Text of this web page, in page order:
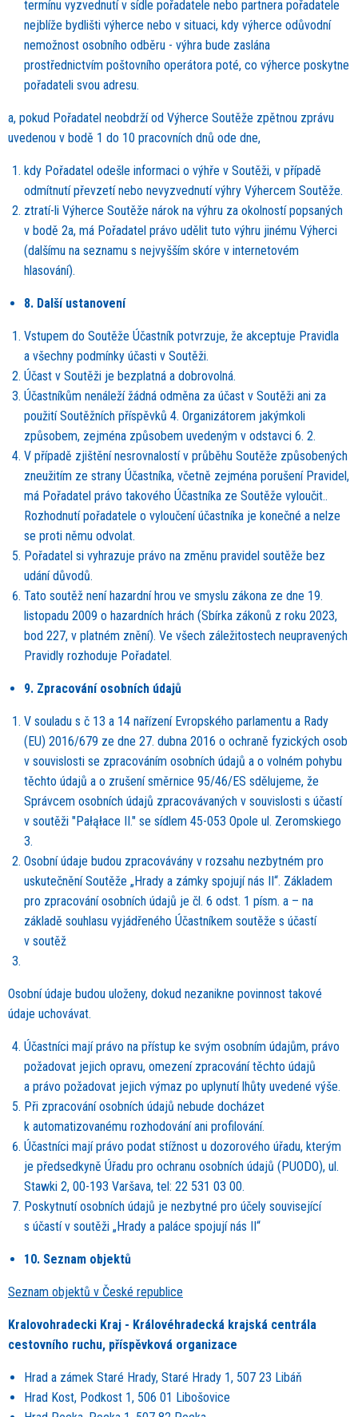
termínu vyzvednutí v sídle pořadatele nebo partnera pořadatele
nejblíže bydlišti výherce nebo v situaci, kdy výherce odůvodní
nemožnost osobního odběru - výhra bude zaslána
prostřednictvím poštovního operátora poté, co výherce poskytne
pořadateli svou adresu.
a, pokud Pořadatel neobdrží od Výherce Soutěže zpětnou zprávu
uvedenou v bodě 1 do 10 pracovních dnů ode dne,
kdy Pořadatel odešle informaci o výhře v Soutěži, v případě
odmítnutí převzetí nebo nevyzvednutí výhry Výhercem Soutěže.
ztratí-li Výherce Soutěže nárok na výhru za okolností popsaných
v bodě 2a, má Pořadatel právo udělit tuto výhru jinému Výherci
(dalšímu na seznamu s nejvyšším skóre v internetovém
hlasování).
8. Další ustanovení
Vstupem do Soutěže Účastník potvrzuje, že akceptuje Pravidla
a všechny podmínky účasti v Soutěži.
Účast v Soutěži je bezplatná a dobrovolná.
Účastníkům nenáleží žádná odměna za účast v Soutěži ani za
použitíSoutěžních příspěvků 4. Organizátorem jakýmkoli
způsobem, zejména způsobem uvedeným v odstavci 6. 2.
V případě zjištění nesrovnalostí v průběhu Soutěže způsobených
zneužitím ze strany Účastníka, včetně zejména porušení Pravidel,
má Pořadatel právo takového Účastníka ze Soutěže vyloučit..
Rozhodnutí pořadatele o vyloučení účastníka je konečné a nelze
se proti němu odvolat.
Pořadatel si vyhrazuje právo na změnu pravidel soutěže bez
udání důvodů.
Tato soutěž není hazardní hrou ve smyslu zákona ze dne 19.
listopadu 2009 o hazardních hrách (Sbírka zákonů z roku 2023,
bod 227, v platném znění). Ve všech záležitostech neupravených
Pravidly rozhoduje Pořadatel.
9. Zpracování osobních údajů
V souladu s č 13 a 14 nařízení Evropského parlamentu a Rady
(EU) 2016/679 ze dne 27. dubna 2016 o ochraně fyzických osob
v souvislosti se zpracováním osobních údajů a o volném pohybu
těchto údajů a o zrušení směrnice 95/46/ES sdělujeme, že
Správcem osobních údajů zpracovávaných v souvislosti s účastí
v soutěži "Pałąłace II." se sídlem 45-053 Opole ul. Zeromskiego
3.
Osobní údaje budou zpracovávány v rozsahu nezbytném pro
uskutečněníSoutěže „Hrady a zámky spojují nás II“. Základem
pro zpracování osobních údajů je čl. 6 odst. 1 písm. a – na
základě souhlasu vyjádřeného Účastníkem soutěže s účastí
v soutěž
Osobní údaje budou uloženy, dokud nezanikne povinnost takové
údaje uchovávat.
Účastníci mají právo na přístup ke svým osobním údajům, právo
požadovat jejich opravu, omezení zpracování těchto údajů
a právo požadovat jejich výmaz po uplynutílhůty uvedené výše.
Při zpracování osobních údajů nebude docházet
k automatizovanému rozhodování ani profilování.
Účastníci mají právo podat stížnost u dozorového úřadu, kterým
je předsedkyně Úřadu pro ochranu osobních údajů (PUODO), ul.
Stawki 2, 00-193 Varšava, tel: 22 531 03 00.
Poskytnutí osobních údajů je nezbytné pro účely související
s účastí v soutěži „Hrady a paláce spojují nás II“
10. Seznam objektů
Seznam objektů v České republice
Kralovohradecki Kraj - Královéhradecká krajská centrála
cestovního ruchu, příspěvková organizace
Hrad a zámek Staré Hrady, Staré Hrady 1, 507 23 Libáň
Hrad Kost, Podkost 1, 506 01 Libošovice